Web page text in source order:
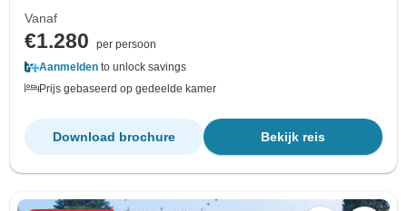
Vanaf
€1.280
per persoon
Aanmelden to unlock savings
Prijs gebaseerd op gedeelde kamer
Bekijk reis
Download brochure